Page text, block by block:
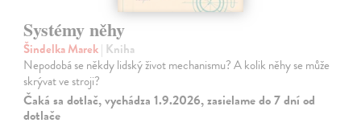
Systémy něhy
Šindelka Marek| Kniha
Nepodobá se někdy lidský život mechanismu? A kolik něhy se může
skrývat ve stroji?
Čaká sa dotlač, vychádza 1.9.2026, zasielame do 7 dní od
dotlače